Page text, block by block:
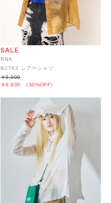
RNA
B2763 シアーシャツ
￥6,930 （30%OFF）
￥9,900